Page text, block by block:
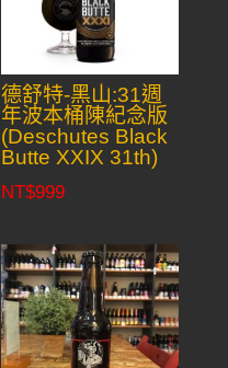
德舒特-黑山:31週
年波本桶陳紀念版
(Deschutes Black
Butte XXIX 31th)
NT$999